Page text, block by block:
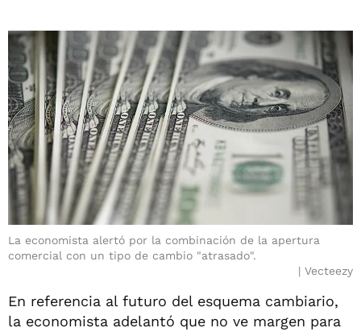
La economista alertó por la combinación de la apertura
comercial con un tipo de cambio "atrasado".
Vecteezy
En referencia al futuro del esquema cambiario,
la economista adelantó que no ve margen para